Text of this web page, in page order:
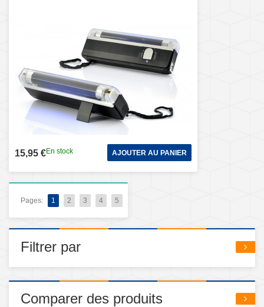
15,95 €En stock AJOUTER AU PANIER
Pages: 1 2 3 4 5
Filtrer par
Comparer des produits